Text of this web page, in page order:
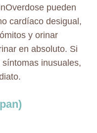
pueden
cardíaco desigual,
y orinar
en absoluto. Si
inusuales,